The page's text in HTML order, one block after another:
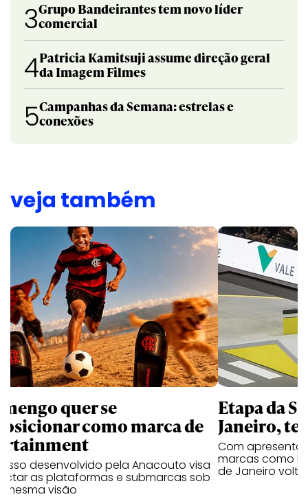
3Grupo Bandeirantes tem novo líder
comercial
4Patricia Kamitsuji assume direção geral
da Imagem Filmes
5Campanhas da Semana: estrelas e
conexões
veja também
quer se
como marca de
desenvolvido pela Anacouto visa
as plataformas e submarcas sob
mesma visão
Etapa da
Janeiro,
Com
marcas como
de Janeiro